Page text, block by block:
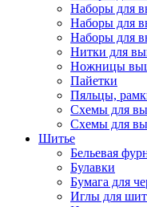
Наборы для
Наборы для
Наборы для
Нитки для
Ножницы
Пайетки
Пяльцы,
Схемы для
Схемы для
Шитье
Бельевая
Булавки
Бумага для
Иглы для